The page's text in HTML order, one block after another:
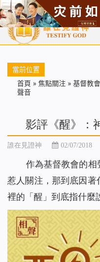
首頁 每日靈糧 天國福
當前位置
首頁 » 焦點關注 » 基督教
聲音
影評《醒》：
誰在見證神 02/07/2018
作為基督教會的相
惹人關注，那到底因
裡的「醒」到底指什麼